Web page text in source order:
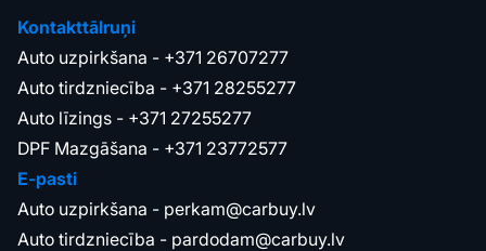
Kontakttālruņi
Auto uzpirkšana - +371 26707277
Auto tirdzniecība - +371 28255277
Auto līzings - +371 27255277
DPF Mazgāšana - +371 23772577
E-pasti
Auto uzpirkšana - perkam@carbuy.lv
Auto tirdzniecība - pardodam@carbuy.lv